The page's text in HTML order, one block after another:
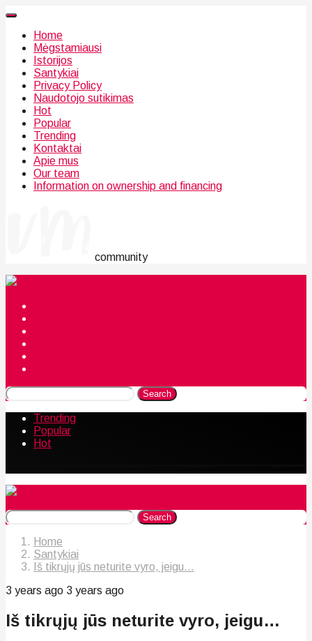
Home
Mėgstamiausi
Istorijos
Santykiai
Privacy Policy
Naudotojo sutikimas
Hot
Popular
Trending
Kontaktai
Apie mus
Our team
Information on ownership and financing
community
Search
Trending
Popular
Hot
Search
Home
Santykiai
Iš tikrųjų jūs neturite vyro, jeigu...
3 years ago 3 years ago
Iš tikrųjų jūs neturite vyro, jeigu…